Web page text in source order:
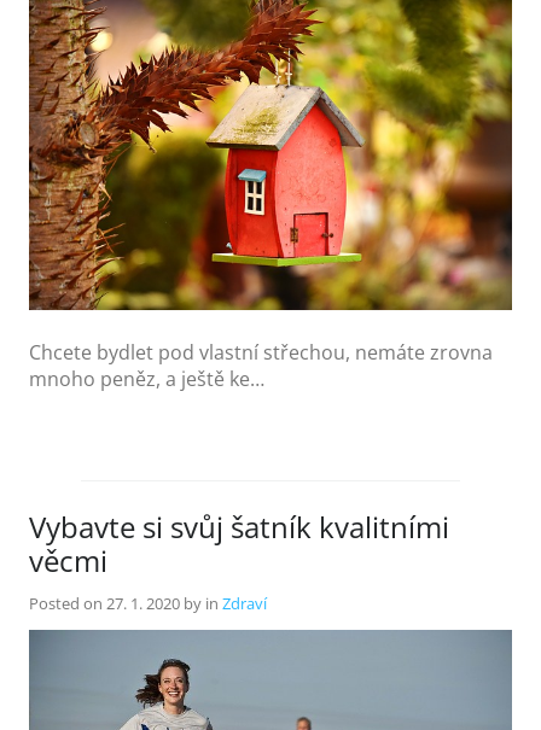
Chcete bydlet pod vlastní střechou, nemáte zrovna
mnoho peněz, a ještě ke…
Vybavte si svůj šatník kvalitními
věcmi
Posted on 27. 1. 2020 by in Zdraví